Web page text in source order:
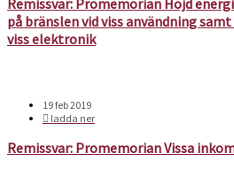
på bränslen vid viss användning
viss elektronik
19 feb 2019
ladda ner
Remissvar: Promemorian Vissa